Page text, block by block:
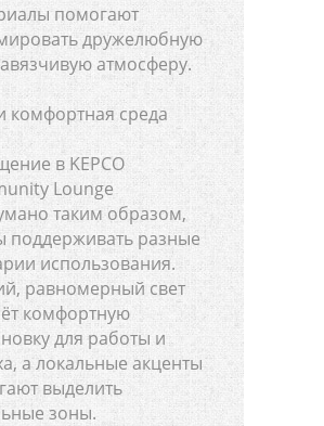
помогают
дружелюбную
атмосферу.
комфортная среда
в KEPCO
Lounge
таким образом,
поддерживать разные
использования.
равномерный свет
комфортную
для работы и
а локальные акценты
выделить
зоны.